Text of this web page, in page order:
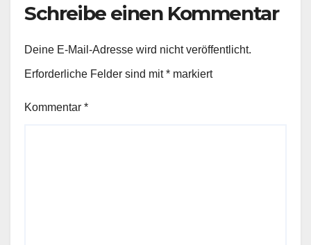
Schreibe einen Kommentar
Deine E-Mail-Adresse wird nicht veröffentlicht.
Erforderliche Felder sind mit* markiert
Kommentar *